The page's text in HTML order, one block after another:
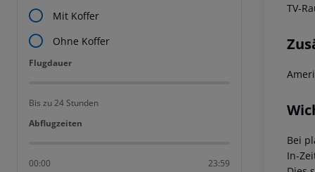
Mit Koffer
Ohne Koffer
Flugdauer
Flugdauer
Bis zu 24 Stunden
Abflugzeiten
Abflugzeiten
00:00 23:59
TV-
Bei
In-